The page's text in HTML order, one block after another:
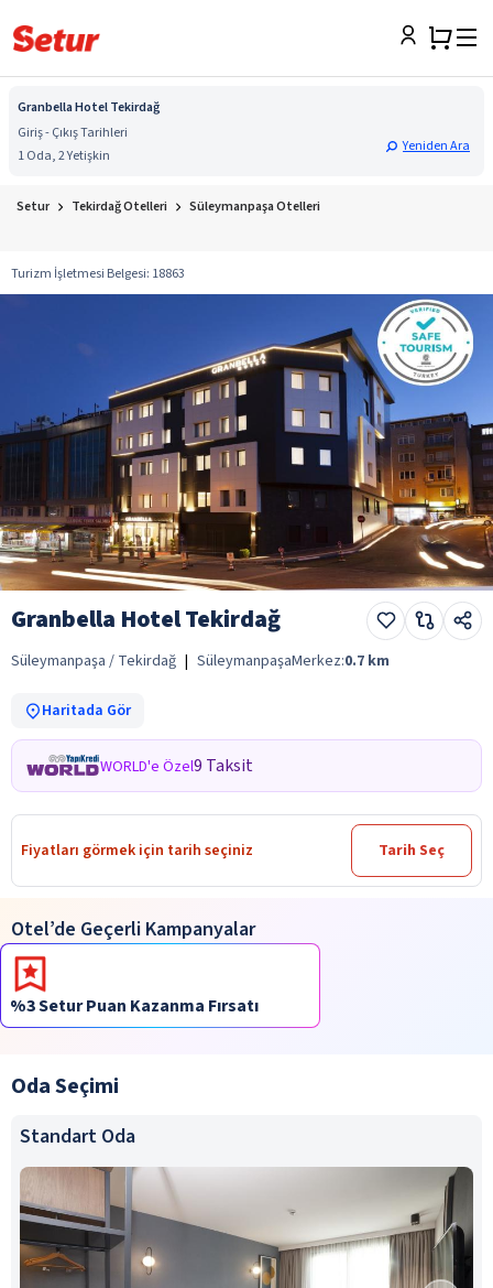
Granbella Hotel Tekirdağ
Giriş - Çıkış Tarihleri
1 Oda, 2 Yetişkin
Yeniden Ara
Setur Tekirdağ Otelleri Süleymanpaşa Otelleri
Turizm İşletmesi Belgesi: 18863
Granbella Hotel Tekirdağ
Süleymanpaşa / Tekirdağ | SüleymanpaşaMerkez:0.7 km
Haritada Gör
WORLD'e Özel9 Taksit
Fiyatları görmek için tarih seçiniz Tarih Seç
Otel’de Geçerli Kampanyalar
%3 Setur Puan Kazanma Fırsatı
Oda Seçimi
Standart Oda